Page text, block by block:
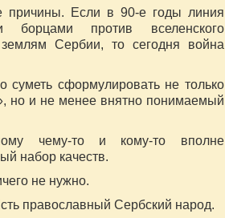
причины. Если в 90-е годы линия
борцами против вселенского
Сербии, то сегодня война
сформулировать не только
но и не менее внятно понимаемый
чему-то и кому-то вполне
набор качеств.
не нужно.
православный Сербский народ.